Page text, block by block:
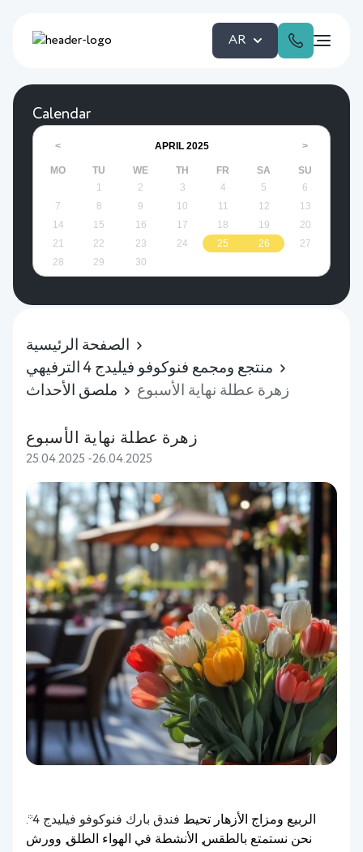
AR
Calendar
< APRIL 2025 >
MO TU WE TH FR SA
SU
1
2 3 4 5
6
7
8 9 10 11 12
13
14
15 16 17 18 19
20
21
22 23 24 25 26
27
28
29 30
الصفحة الرئيسية
منتجع ومجمع فنوكوفو فيليدج 4 الترفيهي
ملصق الأحداث
زهرة عطلة نهاية الأسبوع
زهرة عطلة نهاية الأسبوع
25.04.2025 -26.04.2025
الربيع ومزاج الأزهار تحيط فندق بارك فنوكوفو فيليدج 4*.
نحن نستمتع بالطقس, الأنشطة في الهواء الطلق, وورش